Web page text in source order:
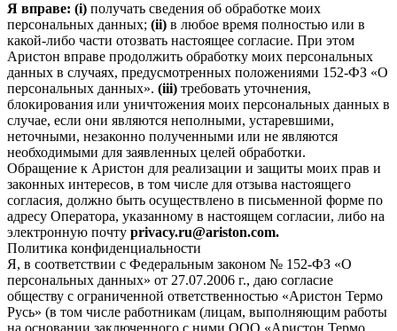
Я вправе: (i) получать сведения об обработке моих
персональных данных; (ii) в любое время полностью или в
какой-либо части отозвать настоящее согласие. При этом
Аристон вправе продолжить обработку моих персональных
данных в случаях, предусмотренных положениями 152-ФЗ «О
персональных данных». (iii) требовать уточнения,
блокирования или уничтожения моих персональных данных в
случае, если они являются неполными, устаревшими,
неточными, незаконно полученными или не являются
необходимыми для заявленных целей обработки.
Обращение к Аристон для реализации и защиты моих прав и
законных интересов, в том числе для отзыва настоящего
согласия, должно быть осуществлено в письменной форме по
адресу Оператора, указанному в настоящем согласии, либо на
электронную почту privacy.ru@ariston.com.
Политика конфиденциальности
Я, в соответствии с Федеральным законом № 152-ФЗ «О
персональных данных» от 27.07.2006 г., даю согласие
обществу с ограниченной ответственностью «Аристон Термо
Русь» (в том числе работникам (лицам, выполняющим работы
на основании заключенного с ними ООО «Аристон Термо